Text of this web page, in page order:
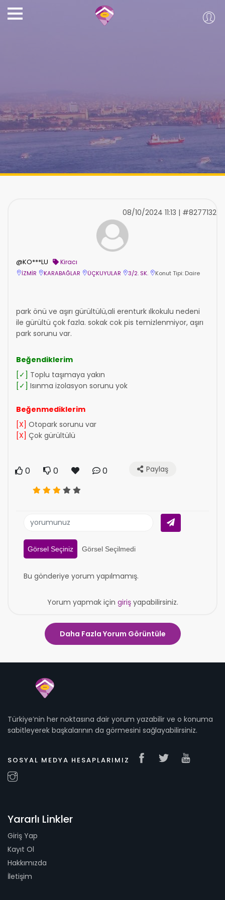
@KO***LU Kiracı
İZMİR KARABAĞLAR ÜÇKUYULAR 3/2. SK. Konut Tipi: Daire
08/10/2024 11:13 | #8277132
park önü ve aşırı gürültülü,ali erenturk ılkokulu nedeni
ile gürültü çok fazla. sokak cok pis temizlenmiyor, aşırı
park sorunu var.
Beğendiklerim
[✓] Toplu taşımaya yakın
[✓] Isınma izolasyon sorunu yok
Beğenmediklerim
[X] Otopark sorunu var
[X] Çok gürültülü
0 0 0 Paylaş
Görsel Seçiniz Görsel Seçilmedi
Bu gönderiye yorum yapılmamış.
Yorum yapmak için girişyapabilirsiniz.
Daha Fazla Yorum Görüntüle
Türkiye’nin her noktasına dair yorum yazabilir ve o konuma
sabitleyerek başkalarının da görmesini sağlayabilirsiniz.
SOSYAL MEDYA HESAPLARIMIZ
Yararlı Linkler
Giriş Yap
Kayıt Ol
Hakkımızda
İletişim